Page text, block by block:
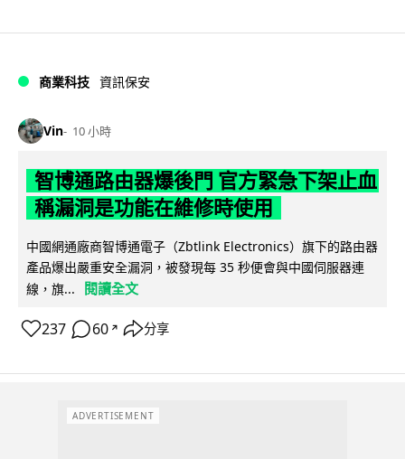
商業科技 資訊保安
Vin 10 小時
智博通路由器爆後門 官方緊急下架止血
稱漏洞是功能在維修時使用
中國網通廠商智博通電子（Zbtlink Electronics）旗下的路由器
產品爆出嚴重安全漏洞，被發現每 35 秒便會與中國伺服器連
線，旗...
閱讀全文
237 60 ↗ 分享
ADVERTISEMENT